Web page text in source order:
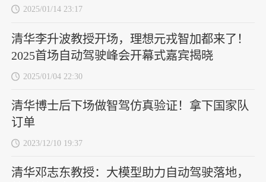
2025/01/14 23:17
清华李升波教授开场，理想元戎智加都来了！
2025首场自动驾驶峰会开幕式嘉宾揭晓
2025/01/04 22:30
清华博士后下场做智驾仿真验证！拿下国家队
订单
2023/12/10 19:37
清华邓志东教授：大模型助力自动驾驶落地，